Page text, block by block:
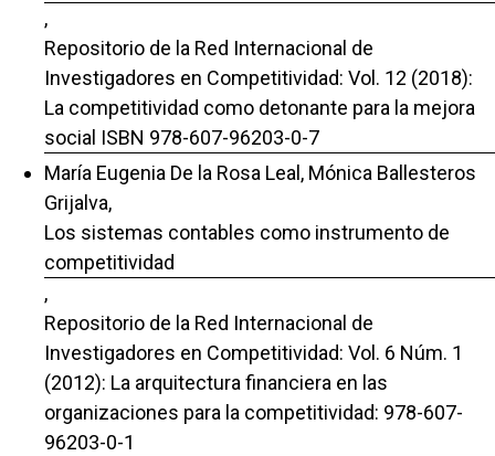
,
Repositorio de la Red Internacional de
Investigadores en Competitividad: Vol. 12 (2018):
La competitividad como detonante para la mejora
social ISBN 978-607-96203-0-7
María Eugenia De la Rosa Leal, Mónica Ballesteros
Grijalva,
Los sistemas contables como instrumento de
competitividad
,
Repositorio de la Red Internacional de
Investigadores en Competitividad: Vol. 6 Núm. 1
(2012): La arquitectura financiera en las
organizaciones para la competitividad: 978-607-
96203-0-1